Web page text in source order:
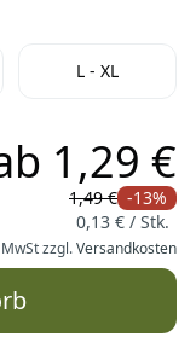
L - XL
1,29 €
1,49 € -13%
0,13 € / Stk.
zzgl.Versandkosten